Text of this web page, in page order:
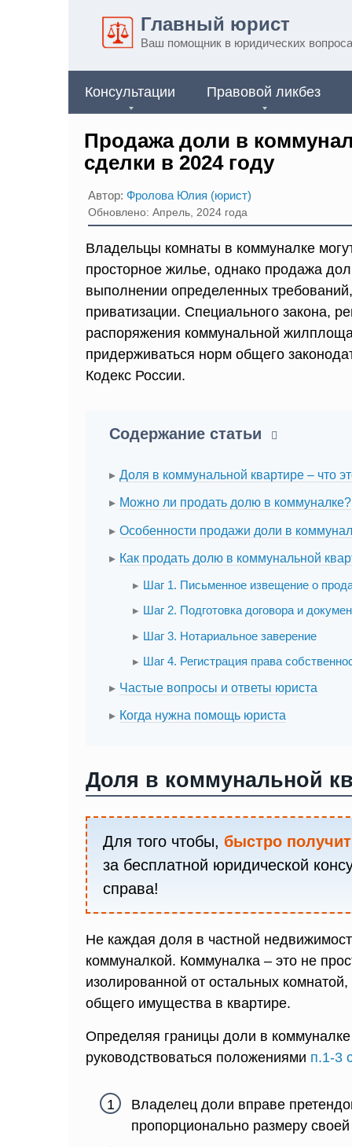
Главный юрист
Ваш помощник в юридических
Консультации Правовой ликбез
Продажа доли в
сделки в 2024 году
Автор: Фролова Юлия (юрист)
Обновлено: Апрель, 2024 года
Владельцы комнаты в коммуналке
просторное жилье, однако продажа
выполнении определенных
приватизации. Специального закона,
распоряжения коммунальной
придерживаться норм общего
Кодекс России.
Содержание статьи
Доля в коммунальной квартире – что
Можно ли продать долю в коммуналке?
Особенности продажи доли в
Как продать долю в коммунальной
Шаг 1. Письменное извещение о
Шаг 2. Подготовка договора и
Шаг 3. Нотариальное заверение
Шаг 4. Регистрация права
Частые вопросы и ответы юриста
Когда нужна помощь юриста
Доля в коммунальной
Для того чтобы, быстро
за бесплатной юридической
справа!
Не каждая доля в частной
коммуналкой. Коммуналка – это не
изолированной от остальных
общего имущества в квартире.
Определяя границы доли в
руководствоваться положениями п.1-3
Владелец доли вправе
пропорционально размеру